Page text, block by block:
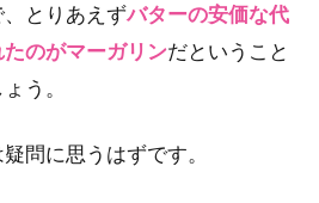
とりあえずバターの安価な代
のがマーガリンだということ
う。
問に思うはずです。